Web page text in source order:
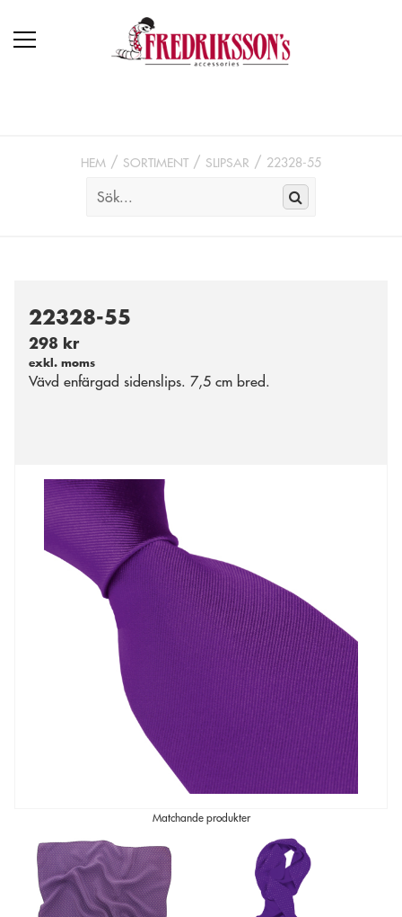
HEM SORTIMENT SLIPSAR 22328-55
22328-55
298 kr
exkl. moms
Vävd enfärgad sidenslips. 7,5 cm bred.
Matchande produkter